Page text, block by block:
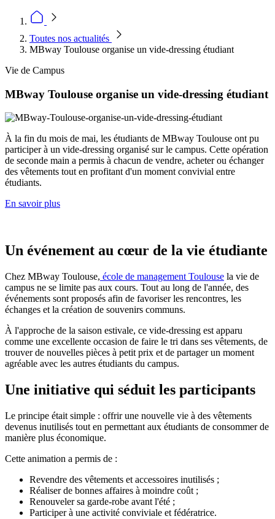
Toutes nos actualités
MBway Toulouse organise un vide-dressing étudiant
Vie de Campus
MBway Toulouse organise un vide-dressing étudiant
À la fin du mois de mai, les étudiants de MBway Toulouse ont pu
participer à un vide-dressing organisé sur le campus. Cette opération
de seconde main a permis à chacun de vendre, acheter ou échanger
des vêtements tout en profitant d'un moment convivial entre
étudiants.
En savoir plus
Un événement au cœur de la vie étudiante
Chez MBway Toulouse, école de management Toulouse la vie de
campus ne se limite pas aux cours. Tout au long de l'année, des
événements sont proposés afin de favoriser les rencontres, les
échanges et la création de souvenirs communs.
À l'approche de la saison estivale, ce vide-dressing est apparu
comme une excellente occasion de faire le tri dans ses vêtements, de
trouver de nouvelles pièces à petit prix et de partager un moment
agréable avec les autres étudiants du campus.
Une initiative qui séduit les participants
Le principe était simple : offrir une nouvelle vie à des vêtements
devenus inutilisés tout en permettant aux étudiants de consommer de
manière plus économique.
Cette animation a permis de :
Revendre des vêtements et accessoires inutilisés ;
Réaliser de bonnes affaires à moindre coût ;
Renouveler sa garde-robe avant l'été ;
Participer à une activité conviviale et fédératrice.